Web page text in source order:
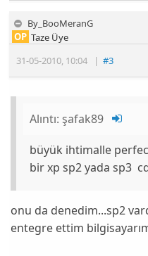
By_BooMeranG
31-05-2010 10:04 |#3
OP Taze Üye
Alıntı: şafak89
büyük ihtimalle
bir xp sp2 yada sp3
onu da denedim...sp2
entegre ettim